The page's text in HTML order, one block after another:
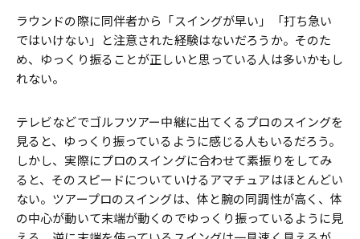
ラウンドの際に同伴者から「スイングが早い」「打ち急い
ではいけない」と注意された経験はないだろうか。そのた
め、ゆっくり振ることが正しいと思っている人は多いかもし
れない。
テレビなどでゴルフツアー中継に出てくるプロのスイングを
見ると、ゆっくり振っているように感じる人もいるだろう。
しかし、実際にプロのスイングに合わせて素振りをしてみ
ると、そのスピードについていけるアマチュアはほとんどい
ない。ツアープロのスイングは、体と腕の同調性が高く、体
の中心が動いて末端が動くのでゆっくり振っているように見